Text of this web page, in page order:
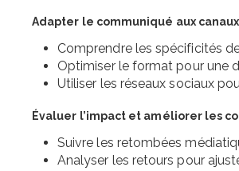
Adapter le communiqué aux
Comprendre les spécificités
Optimiser le format pour une
Utiliser les réseaux sociaux
Évaluer l’impact et améliorer les
Suivre les retombées
Analyser les retours pour